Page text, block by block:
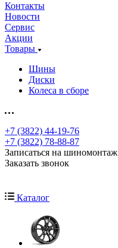
Контакты
Новости
Сервис
Акции
Товары
Шины
Диски
Колеса в сборе
+7 (3822) 44-19-76
+7 (3822) 78-88-87
Записаться на шиномонтаж
Заказать звонок
Каталог